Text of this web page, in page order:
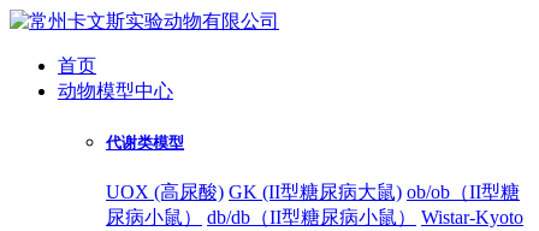
首页
动物模型中心
代谢类模型
UOX (高尿酸) GK (II型糖尿病大鼠) ob/ob（II型糖
尿病小鼠）
db/db（II型糖尿病小鼠）
Wistar-Kyoto